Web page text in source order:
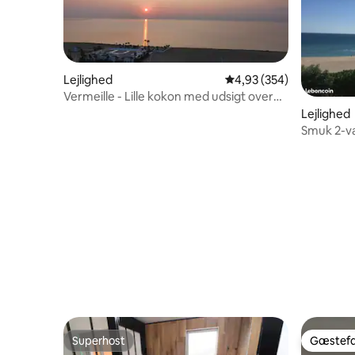
Lejlighed 4,93 ud af 5 i
4,93 (354)
Vermeille - Lille kokon med udsigt over
Lejlighed
Smuk 2-
Superhost
Superhost